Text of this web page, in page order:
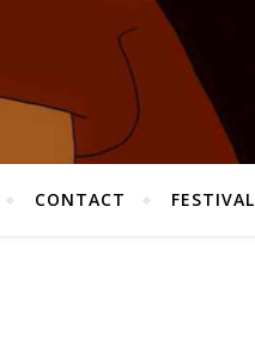
CONTACT FESTIVAL